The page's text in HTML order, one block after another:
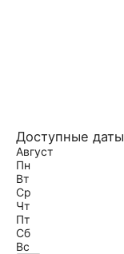
Доступные даты
Август
Пн
Вт
Ср
Чт
Пт
Сб
Вс